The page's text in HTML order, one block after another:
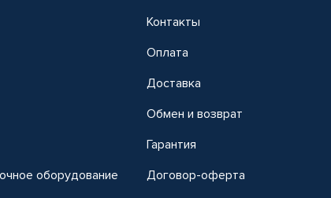
оборудование
Контакты
Оплата
Доставка
Обмен и возврат
Гарантия
Договор-оферта